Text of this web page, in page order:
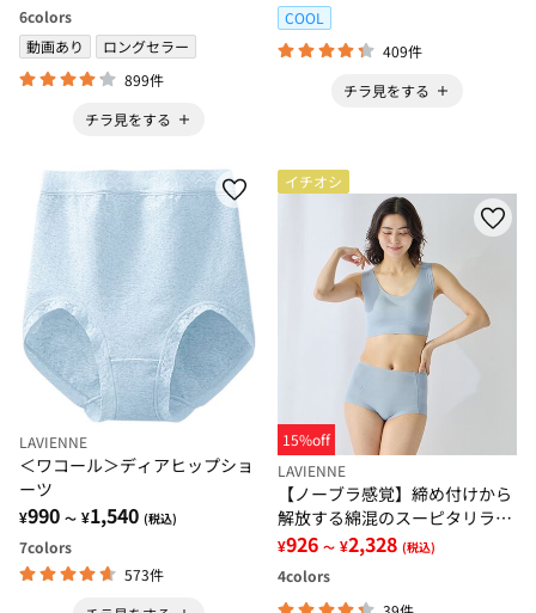
6colors
動画あり
ロングセラー
899件
チラ見をする
COOL
409件
チラ見をする
LAVIENNE
＜ワコール＞ディアヒップショ
ーツ
¥990 ～ ¥1,540 (税込)
7colors
573件
イチオシ
15%off
LAVIENNE
【ノーブラ感覚】締め付けから
解放する綿混のスーピタリラッ
クスブラ・ショーツ（別売）
¥926 ～ ¥2,328 (税込)
4colors